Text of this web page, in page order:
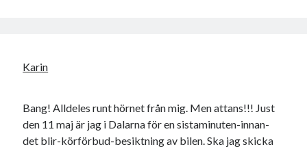
Karin
Bang! Alldeles runt hörnet från mig. Men attans!!! Just
den 11 maj är jag i Dalarna för en sistaminuten-innan-
det blir-körförbud-besiktning av bilen. Ska jag skicka